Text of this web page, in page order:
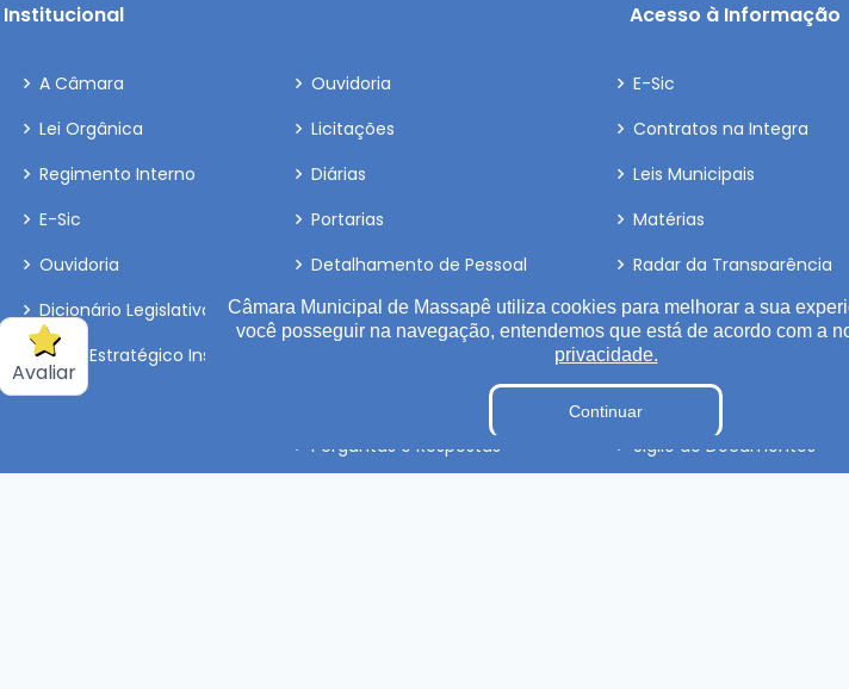
Avaliar
Institucional
A Câmara
Lei Orgânica
Regimento Interno
E-Sic
Ouvidoria
Dicionário Legislativo
Plano Estratégico Institucional
Acesso à Informação
Ouvidoria
E-Sic
Licitações
Contratos na Integra
Diárias
Leis Municipais
Portarias
Matérias
Detalhamento de Pessoal
Radar da Transparência
Convênio
Fiscal de Contrato
Parecer TCE
Estagiários
Perguntas e Respostas
Sigilo de Documentos
Câmara Municipal de Massapê utiliza cookies para melhorar a sua
você posseguir na navegação, entendemos que está de acordo com a
privacidade.
Continuar